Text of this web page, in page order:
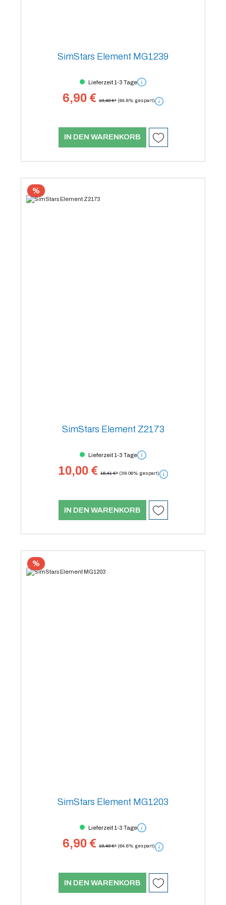
SimStars Element MG1239
Lieferzeit 1-3 Tage
6,90 € 19,49 €* (64.6% gespart)
IN DEN WARENKORB
%
SimStars Element Z2173
Lieferzeit 1-3 Tage
10,00 € 16,41 €* (39.06% gespart)
IN DEN WARENKORB
%
SimStars Element MG1203
Lieferzeit 1-3 Tage
6,90 € 19,49 €* (64.6% gespart)
IN DEN WARENKORB